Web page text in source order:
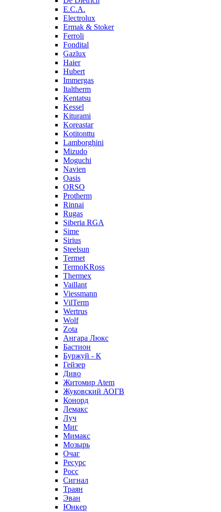
E.C.A.
Electrolux
Ermak & Stoker
Ferroli
Fondital
Gazlux
Haier
Hubert
Immergas
Italtherm
Kentatsu
Kessel
Kiturami
Koreastar
Kotitonttu
Lamborghini
Mizudo
Moguchi
Navien
Oasis
ORSO
Protherm
Rinnai
Rugas
Siberia RGA
Sime
Sirius
Steelsun
Termet
TermoKRoss
Thermex
Vaillant
Viessmann
VilTerm
Wertrus
Wolf
Zota
Ангара Люкс
Бастион
Буржуй - К
Гейзер
Диво
Житомир Аtem
Жуковский АОГВ
Конорд
Лемакс
Луч
Миг
Мимакс
Мозырь
Очаг
Ресурс
Росс
Сигнал
Траян
Эван
Юнкер